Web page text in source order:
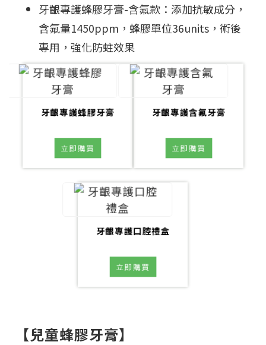
牙齦專護蜂膠牙膏-含氟款：添加抗敏成分，
含氟量1450ppm，蜂膠單位36units，術後
專用，強化防蛀效果
牙齦專護蜂膠牙膏
立即購買
牙齦專護含氟牙膏
立即購買
牙齦專護口腔禮盒
立即購買
【兒童蜂膠牙膏】